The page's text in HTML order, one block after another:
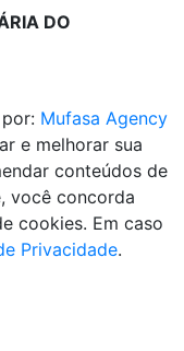
DO
Mufasa Agency
e melhorar sua
conteúdos de
você concorda
cookies. Em caso
Privacidade.